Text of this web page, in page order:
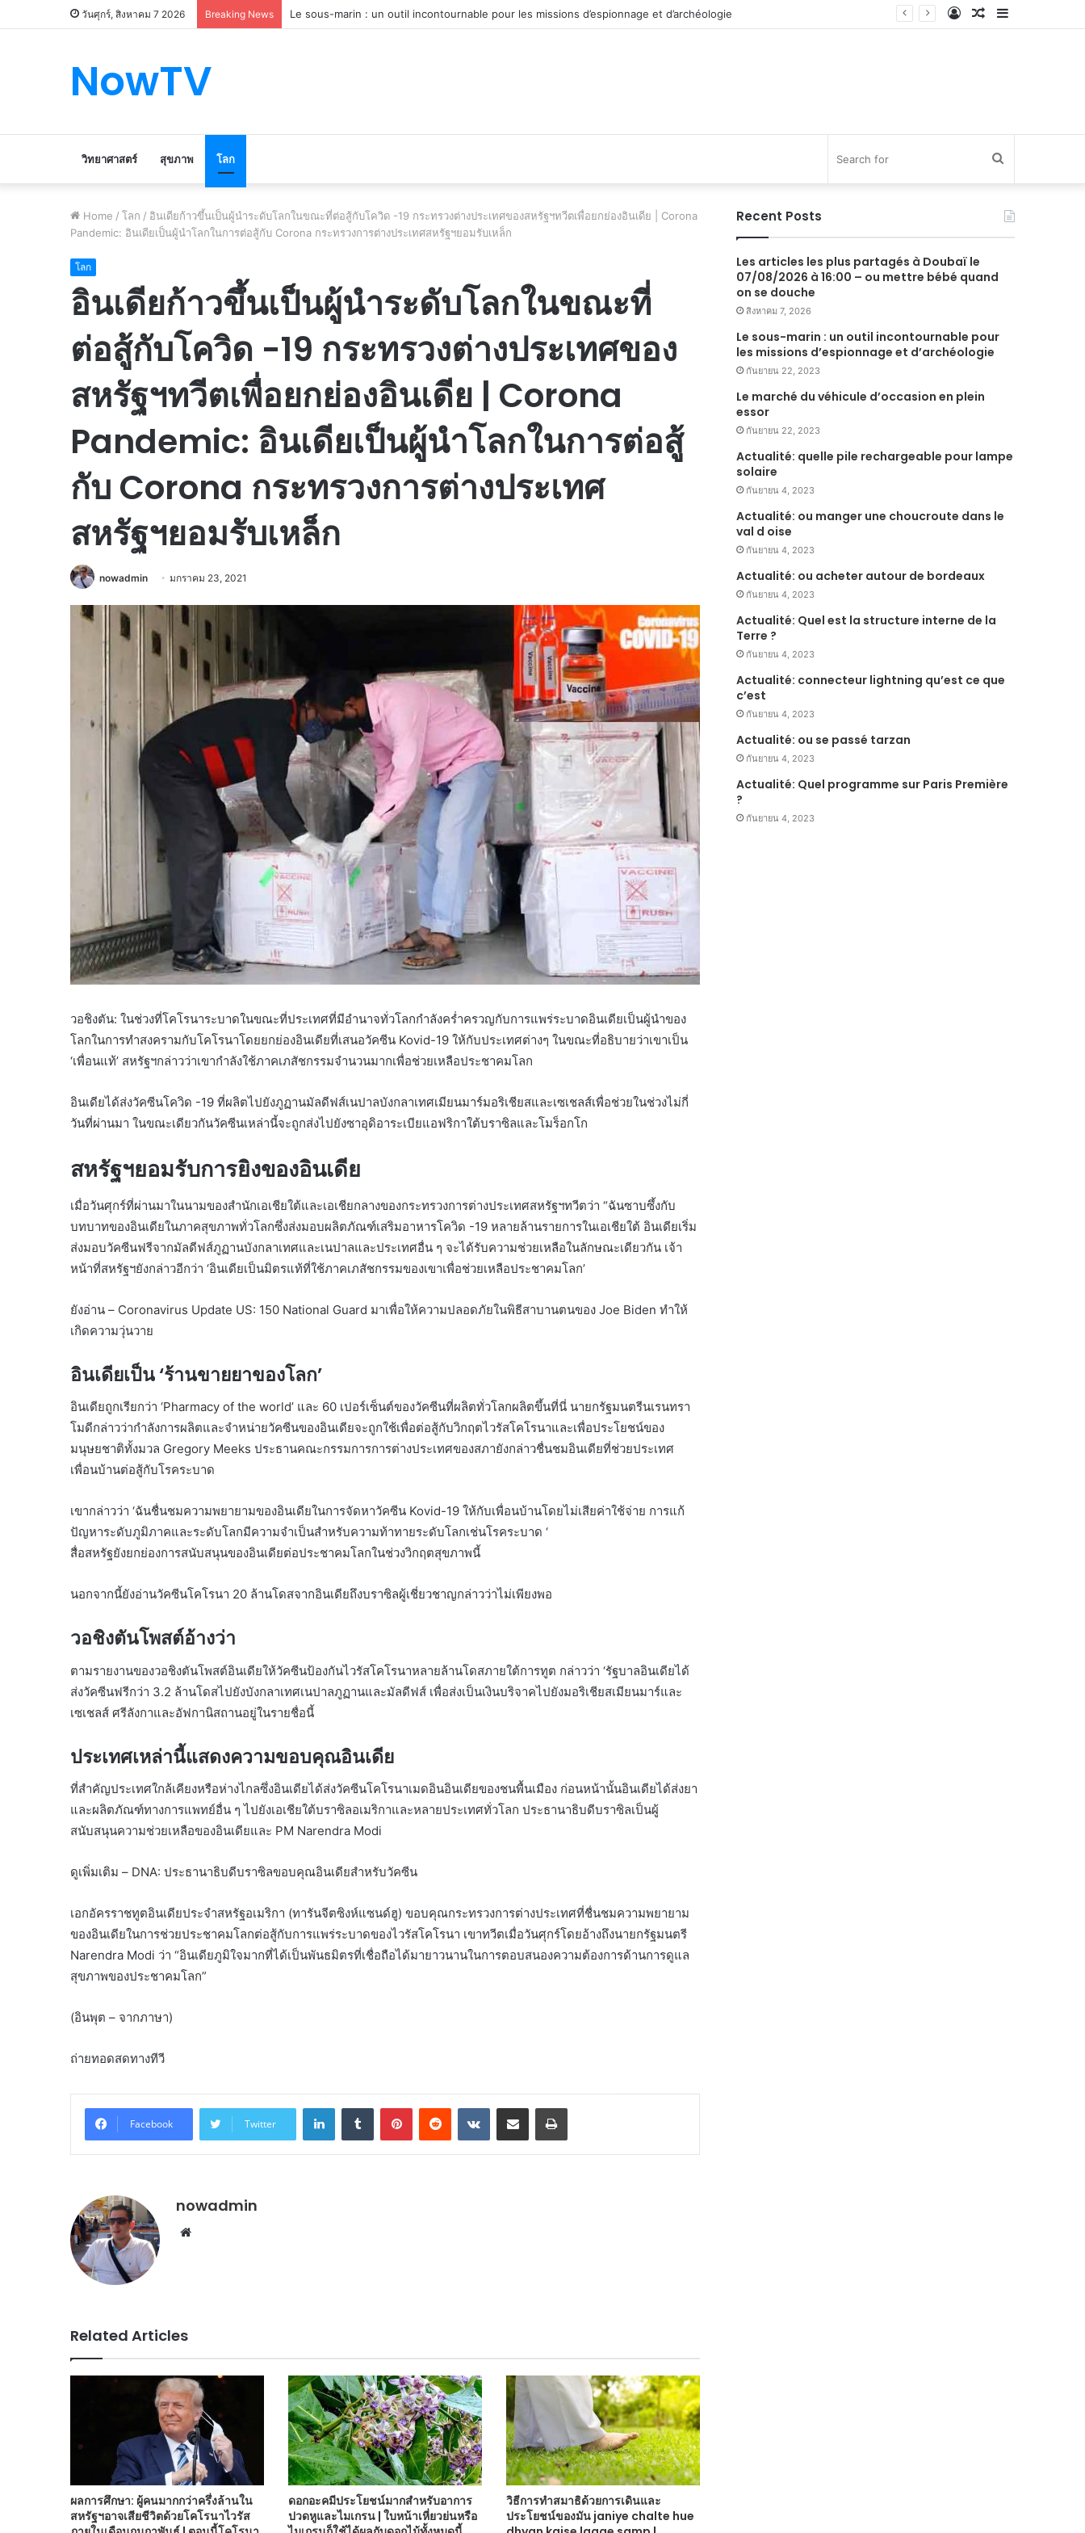
วันศุกร์, สิงหาคม 7 2026 Breaking News Le marché du véhicule d’occasion en plein essor Sidebar
Random
Log
NowTV
วิทยาศาสตร์ สุขภาพ โลก
for
Home / โลก / อินเดียก้าวขึ้นเป็นผู้นำระดับโลกในขณะที่ต่อสู้กับโควิด -19 กระทรวงต่างประเทศของสหรัฐฯทวีตเพื่อยกย่องอินเดีย | Corona
Pandemic: อินเดียเป็นผู้นำโลกในการต่อสู้กับ Corona กระทรวงการต่างประเทศสหรัฐฯยอมรับเหล็ก
โลก
อินเดียก้าวขึ้นเป็นผู้นำระดับโลกในขณะที่
ต่อสู้กับโควิด -19 กระทรวงต่างประเทศของ
สหรัฐฯทวีตเพื่อยกย่องอินเดีย | Corona
Pandemic: อินเดียเป็นผู้นำโลกในการต่อสู้
กับ Corona กระทรวงการต่างประเทศ
สหรัฐฯยอมรับเหล็ก
nowadmin มกราคม 23, 2021
วอชิงตัน: ​​ในช่วงที่โคโรนาระบาดในขณะที่ประเทศที่มีอำนาจทั่วโลกกำลังคร่ำครวญกับการแพร่ระบาดอินเดียเป็นผู้นำของ
โลกในการทำสงครามกับโคโรนาโดยยกย่องอินเดียที่เสนอวัคซีน Kovid-19 ให้กับประเทศต่างๆ ในขณะที่อธิบายว่าเขาเป็น
‘เพื่อนแท้’ สหรัฐฯกล่าวว่าเขากำลังใช้ภาคเภสัชกรรมจำนวนมากเพื่อช่วยเหลือประชาคมโลก
อินเดียได้ส่งวัคซีนโควิด -19 ที่ผลิตไปยังภูฏานมัลดีฟส์เนปาลบังกลาเทศเมียนมาร์มอริเชียสและเซเชลส์เพื่อช่วยในช่วงไม่กี่
วันที่ผ่านมา ในขณะเดียวกันวัคซีนเหล่านี้จะถูกส่งไปยังซาอุดิอาระเบียแอฟริกาใต้บราซิลและโมร็อกโก
สหรัฐฯยอมรับการยิงของอินเดีย
เมื่อวันศุกร์ที่ผ่านมาในนามของสำนักเอเชียใต้และเอเชียกลางของกระทรวงการต่างประเทศสหรัฐฯทวีตว่า “ฉันซาบซึ้งกับ
บทบาทของอินเดียในภาคสุขภาพทั่วโลกซึ่งส่งมอบผลิตภัณฑ์เสริมอาหารโควิด -19 หลายล้านรายการในเอเชียใต้ อินเดียเริ่ม
ส่งมอบวัคซีนฟรีจากมัลดีฟส์ภูฏานบังกลาเทศและเนปาลและประเทศอื่น ๆ จะได้รับความช่วยเหลือในลักษณะเดียวกัน เจ้า
หน้าที่สหรัฐฯยังกล่าวอีกว่า ‘อินเดียเป็นมิตรแท้ที่ใช้ภาคเภสัชกรรมของเขาเพื่อช่วยเหลือประชาคมโลก’
ยังอ่าน – Coronavirus Update US: 150 National Guard มาเพื่อให้ความปลอดภัยในพิธีสาบานตนของ Joe Biden ทำให้
เกิดความวุ่นวาย
อินเดียเป็น ‘ร้านขายยาของโลก’
อินเดียถูกเรียกว่า ‘Pharmacy of the world’ และ 60 เปอร์เซ็นต์ของวัคซีนที่ผลิตทั่วโลกผลิตขึ้นที่นี่ นายกรัฐมนตรีนเรนทรา
โมดีกล่าวว่ากำลังการผลิตและจำหน่ายวัคซีนของอินเดียจะถูกใช้เพื่อต่อสู้กับวิกฤตไวรัสโคโรนาและเพื่อประโยชน์ของ
มนุษยชาติทั้งมวล Gregory Meeks ประธานคณะกรรมการการต่างประเทศของสภายังกล่าวชื่นชมอินเดียที่ช่วยประเทศ
เพื่อนบ้านต่อสู้กับโรคระบาด
เขากล่าวว่า ‘ฉันชื่นชมความพยายามของอินเดียในการจัดหาวัคซีน Kovid-19 ให้กับเพื่อนบ้านโดยไม่เสียค่าใช้จ่าย การแก้
ปัญหาระดับภูมิภาคและระดับโลกมีความจำเป็นสำหรับความท้าทายระดับโลกเช่นโรคระบาด ‘
สื่อสหรัฐยังยกย่องการสนับสนุนของอินเดียต่อประชาคมโลกในช่วงวิกฤตสุขภาพนี้
นอกจากนี้ยังอ่านวัคซีนโคโรนา 20 ล้านโดสจากอินเดียถึงบราซิลผู้เชี่ยวชาญกล่าวว่าไม่เพียงพอ
วอชิงตันโพสต์อ้างว่า
ตามรายงานของวอชิงตันโพสต์อินเดียให้วัคซีนป้องกันไวรัสโคโรนาหลายล้านโดสภายใต้การทูต กล่าวว่า ‘รัฐบาลอินเดียได้
ส่งวัคซีนฟรีกว่า 3.2 ล้านโดสไปยังบังกลาเทศเนปาลภูฏานและมัลดีฟส์ เพื่อส่งเป็นเงินบริจาคไปยังมอริเชียสเมียนมาร์และ
เซเชลส์ ศรีลังกาและอัฟกานิสถานอยู่ในรายชื่อนี้
ประเทศเหล่านี้แสดงความขอบคุณอินเดีย
ที่สำคัญประเทศใกล้เคียงหรือห่างไกลซึ่งอินเดียได้ส่งวัคซีนโคโรนาเมดอินอินเดียของชนพื้นเมือง ก่อนหน้านั้นอินเดียได้ส่งยา
และผลิตภัณฑ์ทางการแพทย์อื่น ๆ ไปยังเอเชียใต้บราซิลอเมริกาและหลายประเทศทั่วโลก ประธานาธิบดีบราซิลเป็นผู้
สนับสนุนความช่วยเหลือของอินเดียและ PM Narendra Modi
ดูเพิ่มเติม – DNA: ประธานาธิบดีบราซิลขอบคุณอินเดียสำหรับวัคซีน
เอกอัครราชทูตอินเดียประจำสหรัฐอเมริกา (ทารันจีตซิงห์แซนด์ฮู) ขอบคุณกระทรวงการต่างประเทศที่ชื่นชมความพยายาม
ของอินเดียในการช่วยประชาคมโลกต่อสู้กับการแพร่ระบาดของไวรัสโคโรนา เขาทวีตเมื่อวันศุกร์โดยอ้างถึงนายกรัฐมนตรี
Narendra Modi ว่า “อินเดียภูมิใจมากที่ได้เป็นพันธมิตรที่เชื่อถือได้มายาวนานในการตอบสนองความต้องการด้านการดูแล
สุขภาพของประชาคมโลก”
(อินพุต – จากภาษา)
ถ่ายทอดสดทางทีวี
Facebook Twitter
LinkedInTumblr PinterestReddit VKontakteShare via Email Print
nowadmin
Website
Related Articles
ผลการศึกษา: ผู้คนมากกว่าครึ่งล้านใน
สหรัฐฯอาจเสียชีวิตด้วยโคโรนาไวรัส
ดอกอะคมีประโยชน์มากสำหรับอาการ
ปวดหูและไมเกรน | ใบหน้าเหี่ยวย่นหรือ
วิธีการทำสมาธิด้วยการเดินและ
ประโยชน์ของมัน janiye chalte hue
Recent Posts
Les articles les plus partagés à Doubaï le
07/08/2026 à 16:00 – ou mettre bébé quand
on se douche
สิงหาคม 7, 2026
Le sous-marin : un outil incontournable pour
les missions d’espionnage et d’archéologie
กันยายน 22, 2023
Le marché du véhicule d’occasion en plein
essor
กันยายน 22, 2023
Actualité: quelle pile rechargeable pour lampe
solaire
กันยายน 4, 2023
Actualité: ou manger une choucroute dans le
val d oise
กันยายน 4, 2023
Actualité: ou acheter autour de bordeaux
กันยายน 4, 2023
Actualité: Quel est la structure interne de la
Terre ?
กันยายน 4, 2023
Actualité: connecteur lightning qu’est ce que
c’est
กันยายน 4, 2023
Actualité: ou se passé tarzan
กันยายน 4, 2023
Actualité: Quel programme sur Paris Première
?
กันยายน 4, 2023